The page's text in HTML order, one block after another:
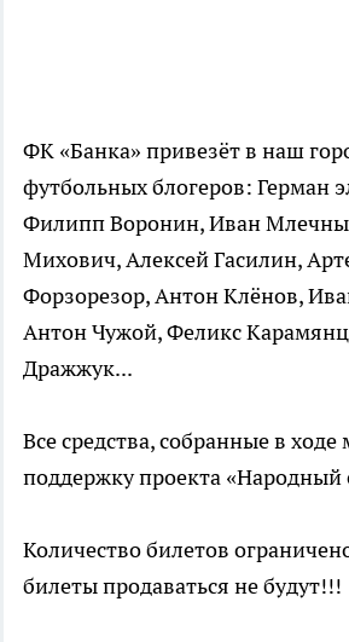
ФК «Банка» привезёт в наш
футбольных блогеров: Герман
Филипп Воронин, Иван
Михович, Алексей Гасилин,
Форзорезор, Антон Клёнов,
Антон Чужой, Феликс
Дражжук...
Все средства, собранные в ходе
поддержку проекта «Народный
Количество билетов
билеты продаваться не будут!!!